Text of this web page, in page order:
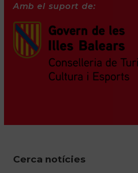
Amb el suport de:
Cerca notícies